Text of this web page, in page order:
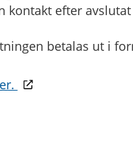
kontakt efter
betalas ut i